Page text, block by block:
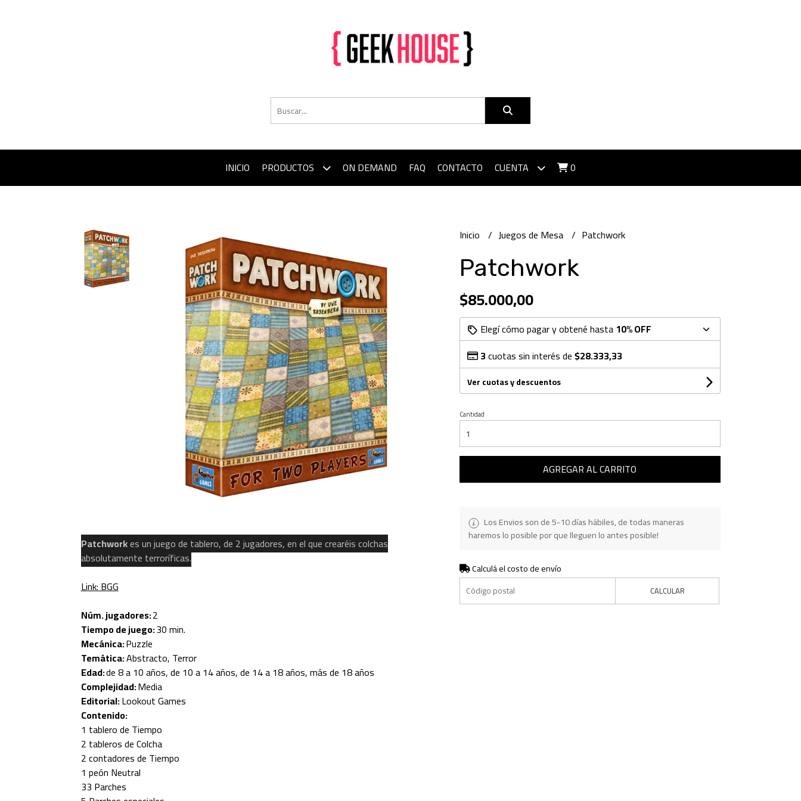
INICIO PRODUCTOS ON DEMAND FAQ CONTACTO CUENTA 0
Patchworkes un juego de tablero, de 2 jugadores, en el que crearéis colchas
absolutamente terroríficas.
Link: BGG
Núm. jugadores:2
Tiempo de juego:30 min.
Mecánica:Puzzle
Temática:Abstracto, Terror
Edad:de 8 a 10 años, de 10 a 14 años, de 14 a 18 años, más de 18 años
Complejidad:Media
Editorial:Lookout Games
Contenido:
1 tablero de Tiempo
2 tableros de Colcha
2 contadores de Tiempo
1 peón Neutral
33 Parches
Inicio Juegos de Mesa Patchwork
Patchwork
$85.000,00
Elegí cómo pagar y obtené hasta 10% OFF
3cuotas sin interés de$28.333,33
Ver cuotas y descuentos
Cantidad
AGREGAR AL CARRITO
Los Envios son de 5-10 días hábiles, de todas maneras
haremos lo posible por que lleguen lo antes posible!
Calculá el costo de envío
CALCULAR